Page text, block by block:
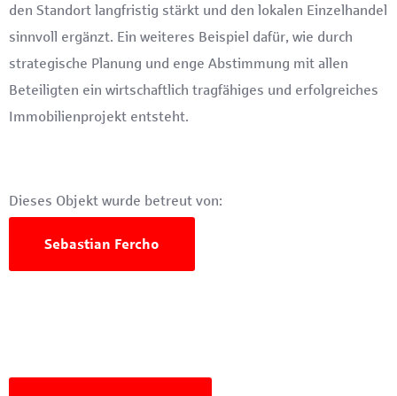
den Standort langfristig stärkt und den lokalen Einzelhandel
sinnvoll ergänzt. Ein weiteres Beispiel dafür, wie durch
strategische Planung und enge Abstimmung mit allen
Beteiligten ein wirtschaftlich tragfähiges und erfolgreiches
Immobilienprojekt entsteht.
Dieses Objekt wurde betreut von:
Sebastian Fercho